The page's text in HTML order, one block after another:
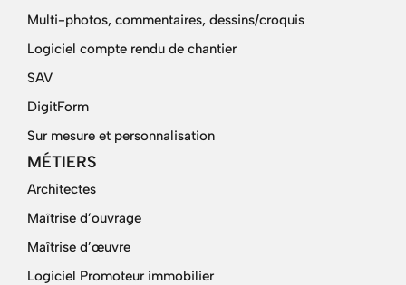
Multi-photos, commentaires, dessins/croquis
Logiciel compte rendu de chantier
SAV
DigitForm
Sur mesure et personnalisation
MÉTIERS
Architectes
Maîtrise d’ouvrage
Maîtrise d’œuvre
Logiciel Promoteur immobilier